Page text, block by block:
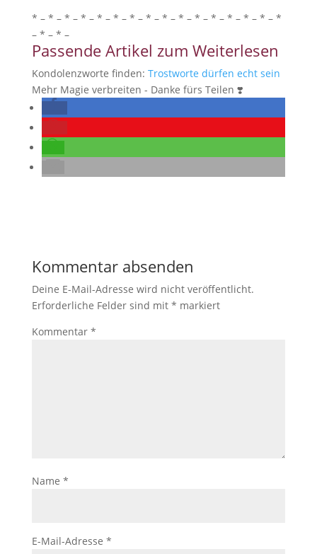
* – * – * – * – * – * – * – * – * – * – * – * – * – * – * – *
– * – * –
Passende Artikel zum Weiterlesen
Kondolenzworte finden: Trostworte dürfen echt sein
Mehr Magie verbreiten - Danke fürs Teilen ❣️
Kommentar absenden
Deine E-Mail-Adresse wird nicht veröffentlicht.
Erforderliche Felder sind mit * markiert
Kommentar *
Name *
E-Mail-Adresse *